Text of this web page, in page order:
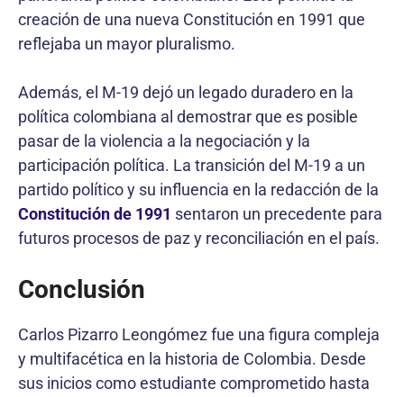
creación de una nueva Constitución en 1991 que
reflejaba un mayor pluralismo.
Además, el M-19 dejó un legado duradero en la
política colombiana al demostrar que es posible
pasar de la violencia a la negociación y la
participación política. La transición del M-19 a un
partido político y su influencia en la redacción de la
Constitución de 1991 sentaron un precedente para
futuros procesos de paz y reconciliación en el país.
Conclusión
Carlos Pizarro Leongómez fue una figura compleja
y multifacética en la historia de Colombia. Desde
sus inicios como estudiante comprometido hasta